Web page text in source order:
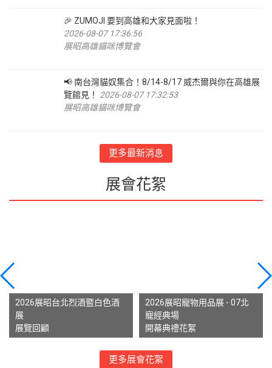
🎉 ZUMOJI 要到高雄和大家見面啦！
2026-08-07 17:36:56
展昭高雄貓咪博覽會
📢 南台灣貓奴集合！8/14-8/17 威杰爾與你在高雄展
覽館見！ 2026-08-07 17:32:53
展昭高雄貓咪博覽會
更多最新消息
展會花絮
2026展昭台北烈酒暨白色酒
展
展覽回顧
2026展昭寵物用品展 - 07北
寵經典場
開幕典禮花絮
更多展會花絮